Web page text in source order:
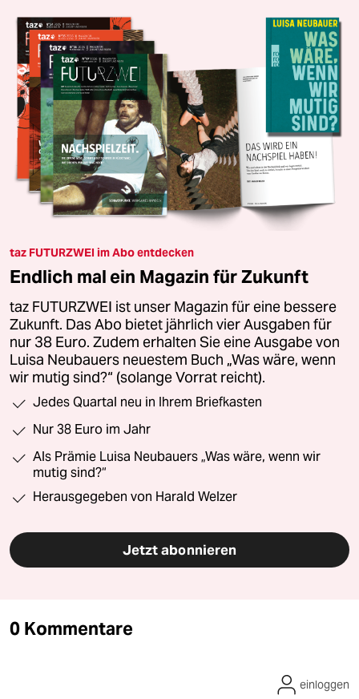
taz FUTURZWEI im Abo entdecken
Endlich mal ein Magazin für Zukunft
taz FUTURZWEI ist unser Magazin für eine bessere
Zukunft. Das Abo bietet jährlich vier Ausgaben für
nur 38 Euro. Zudem erhalten Sie eine Ausgabe von
Luisa Neubauers neuestem Buch „Was wäre, wenn
wir mutig sind?“ (solange Vorrat reicht).
Jedes Quartal neu in Ihrem Briefkasten
Nur 38 Euro im Jahr
Als Prämie Luisa Neubauers „Was wäre, wenn wir
mutig sind?“
Herausgegeben von Harald Welzer
Jetzt abonnieren
0 Kommentare
einloggen